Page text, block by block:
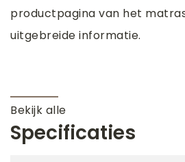
productpagina van het
uitgebreide informatie.
Bekijk alle
Specificaties